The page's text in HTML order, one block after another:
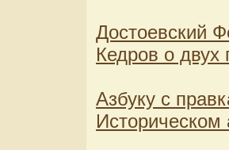
Достоевский
Кедров о двух
Азбуку с
Историческом